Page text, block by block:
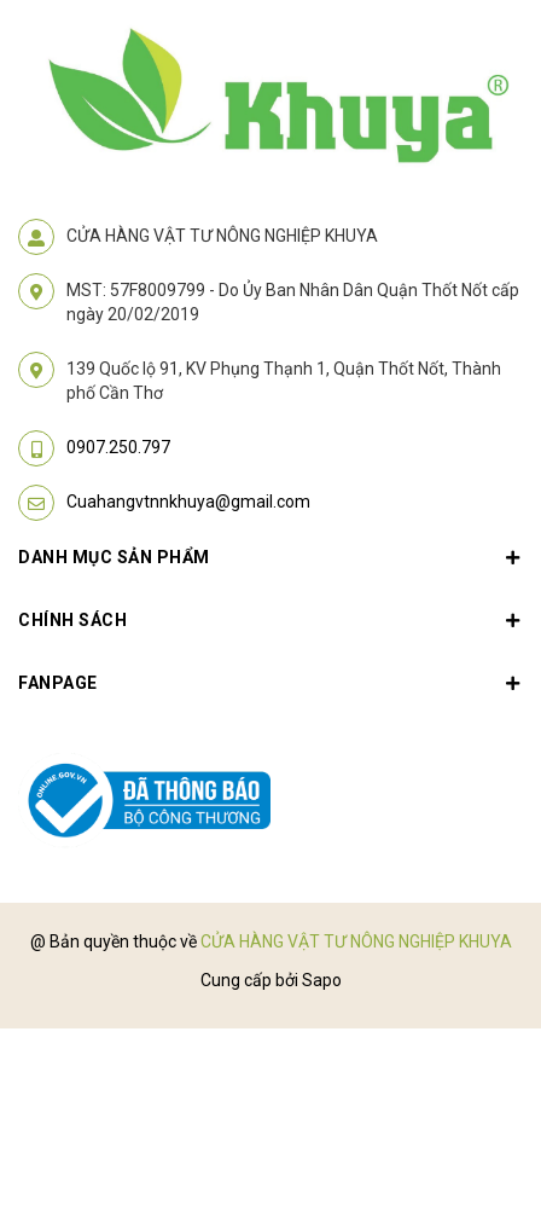
CỬA HÀNG VẬT TƯ NÔNG NGHIỆP KHUYA
MST: 57F8009799 - Do Ủy Ban Nhân Dân Quận Thốt Nốt cấp
ngày 20/02/2019
139 Quốc lộ 91, KV Phụng Thạnh 1, Quận Thốt Nốt, Thành
phố Cần Thơ
0907.250.797
Cuahangvtnnkhuya@gmail.com
DANH MỤC SẢN PHẨM
CHÍNH SÁCH
FANPAGE
@ Bản quyền thuộc vềCỬA HÀNG VẬT TƯ NÔNG NGHIỆP KHUYA
Cung cấp bởi Sapo